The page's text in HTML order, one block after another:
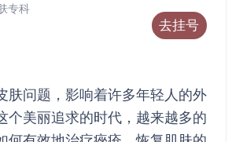
去挂号
专科
肤问题，影响着许多年轻人的外
个美丽追求的时代，越来越多的